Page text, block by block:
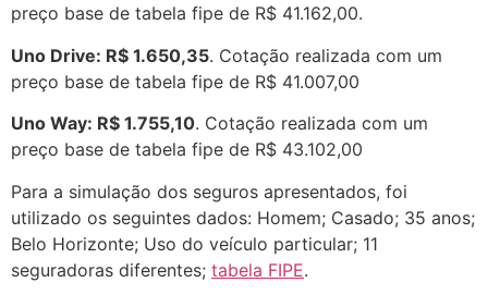
preço base de tabela fipe de R$ 41.162,00.
Uno Drive: R$ 1.650,35. Cotação realizada com um
preço base de tabela fipe de R$ 41.007,00
Uno Way: R$ 1.755,10. Cotação realizada com um
preço base de tabela fipe de R$ 43.102,00
Para a simulação dos seguros apresentados, foi
utilizado os seguintes dados: Homem; Casado; 35 anos;
Belo Horizonte; Uso do veículo particular; 11
seguradoras diferentes; tabela FIPE.